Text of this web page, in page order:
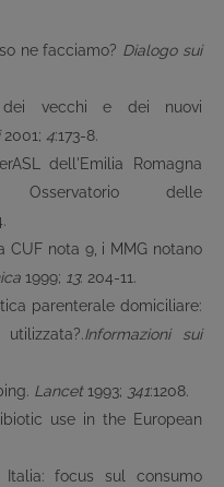
ne facciamo? Dialogo sui
vecchi e dei nuovi
2001; 4:173-8.
dell'Emilia Romagna
delle
CUF nota 9, i MMG notano
1999; 13: 204-11.
parenterale domiciliare:
Informazioni sui
Lancet1993; 341:1208.
use in the European
focus sul consumo